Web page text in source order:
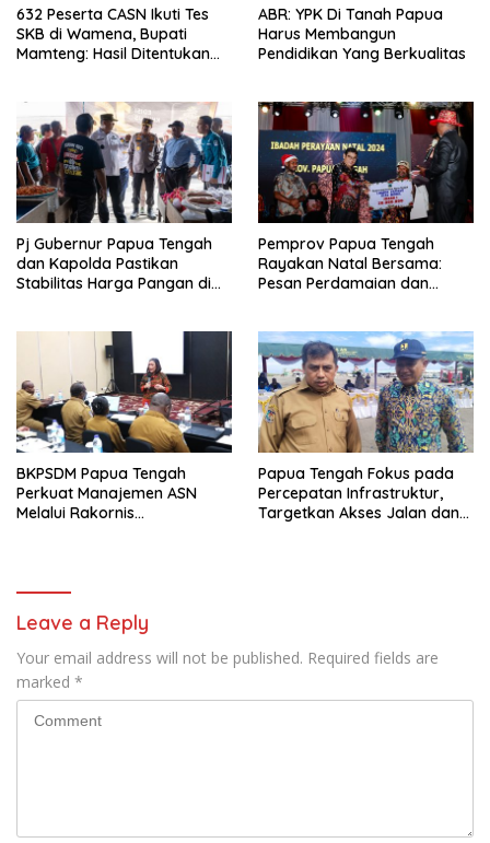
632 Peserta CASN Ikuti Tes
SKB di Wamena, Bupati
Mamteng: Hasil Ditentukan
ABR: YPK Di Tanah Papua
Harus Membangun
Pendidikan Yang Berkualitas
Pj Gubernur Papua Tengah
dan Kapolda Pastikan
Stabilitas Harga Pangan di
Pemprov Papua Tengah
Rayakan Natal Bersama:
Pesan Perdamaian dan
BKPSDM Papua Tengah
Perkuat Manajemen ASN
Melalui Rakornis
Papua Tengah Fokus pada
Percepatan Infrastruktur,
Targetkan Akses Jalan dan
Leave a Reply
Your email address will not be published. Required fields are
marked *